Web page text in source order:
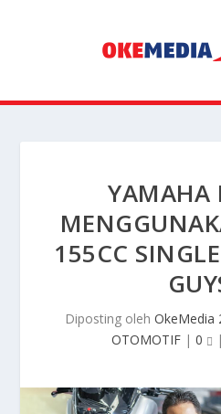
YAMAHA
155CC
Diposting oleh OkeMedia
OTOMOTIF| 0 |